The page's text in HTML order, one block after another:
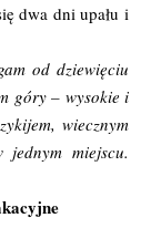
dwa dni upału i
od dziewięciu
góry – wysokie i
wiecznym
jednym miejscu.